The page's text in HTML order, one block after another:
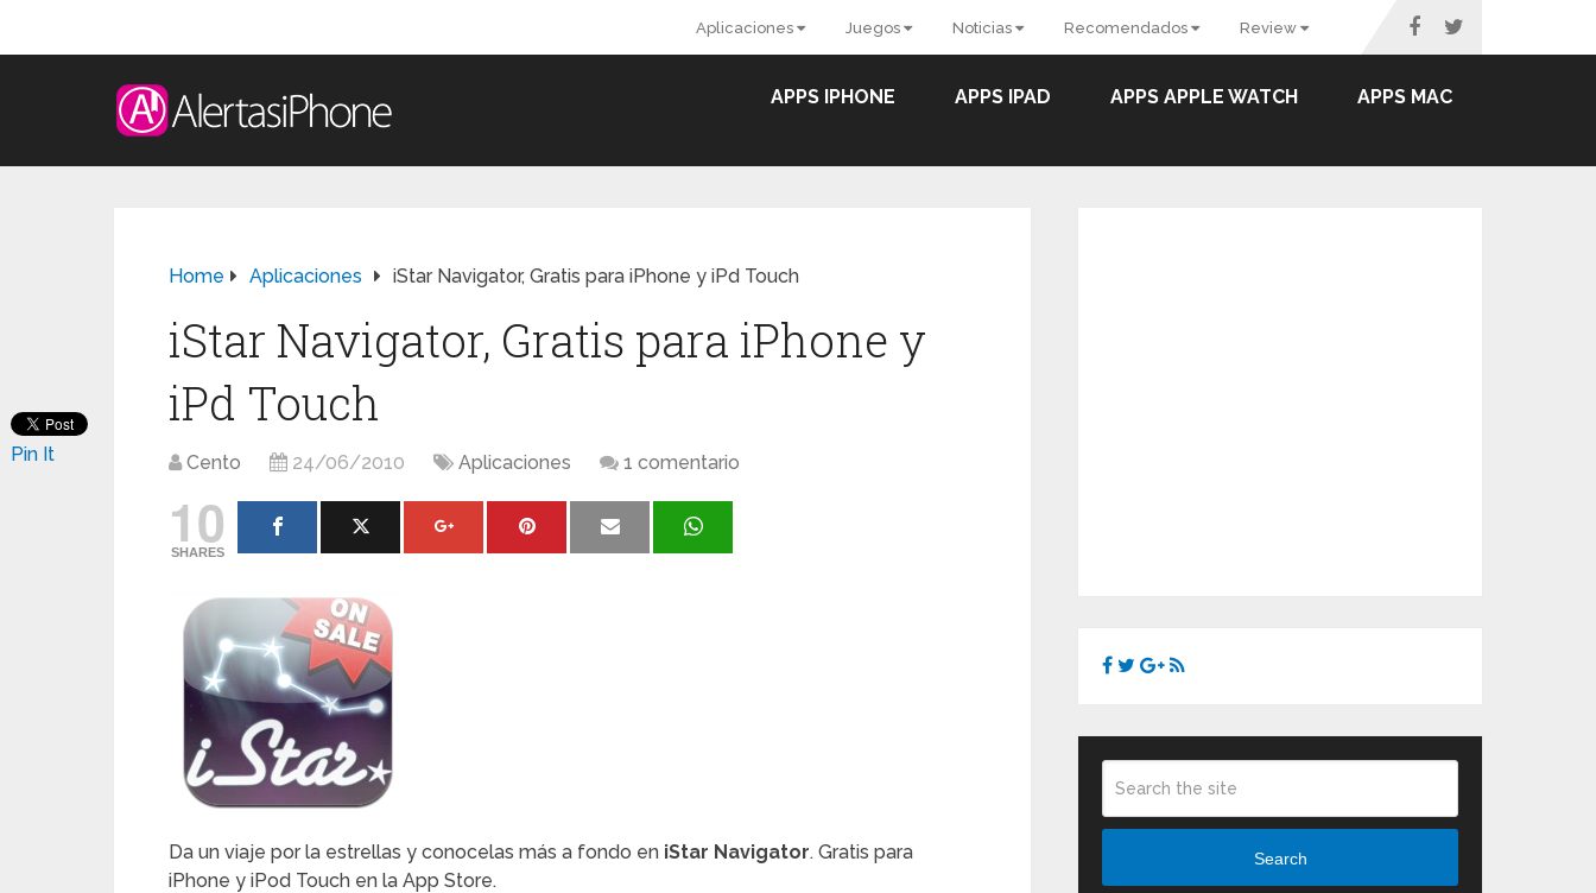
Aplicaciones Juegos Noticias Recomendados Review
APPS IPHONE APPS IPAD APPS APPLE WATCH APPS MAC
Home Aplicaciones iStar Navigator, Gratis para iPhone y iPd Touch
iStar Navigator, Gratis para iPhone y
iPd Touch
Cento 24/06/2010 Aplicaciones 1 comentario
10
SHARES
Da un viaje por la estrellas y conocelas más a fondo en iStar Navigator. Gratis para
iPhone y iPod Touch en la App Store.
Pin It
Search